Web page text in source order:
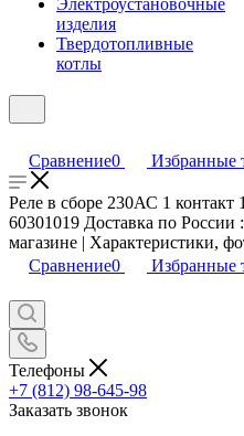
Электроустановочные
изделия
Твердотопливные
котлы
Сравнение0 Избранные
Реле в сборе 230АС 1
60301019 Доставка по
магазине | Характеристики,
Сравнение0 Избранные
Телефоны
+7 (812) 98-645-98
Заказать звонок